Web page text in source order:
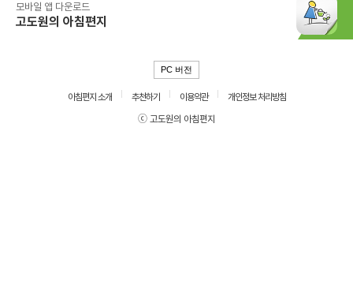
모바일 앱 다운로드
고도원의 아침편지
PC 버전
아침편지 소개 추천하기 이용약관
개인정보 처리방침
ⓒ 고도원의 아침편지